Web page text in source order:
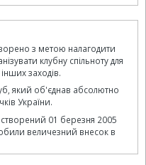
з метою налагодити
клубну спільноту для
заходів.
який об'єднав абсолютно
України.
01 березня 2005
величезний внесок в